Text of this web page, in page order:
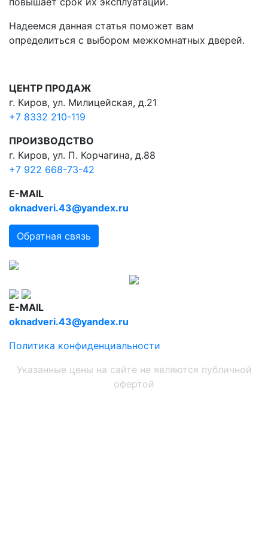
Надеемся данная статья поможет вам
определиться с выбором межкомнатных дверей.
ЦЕНТР ПРОДАЖ
г. Киров, ул. Милицейская, д.21
+7 8332 210-119
ПРОИЗВОДСТВО
г. Киров, ул. П. Корчагина, д.88
+7 922 668-73-42
E-MAIL
oknadveri.43@yandex.ru
Обратная связь
E-MAIL
oknadveri.43@yandex.ru
Политика конфиденциальности
Указанные цены на сайте не являются публичной
офертой